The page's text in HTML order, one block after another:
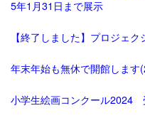
5年1月31日まで展示
【終了しました】プロジェ
年末年始も無休で開館しま
小学生絵画コンクール2024